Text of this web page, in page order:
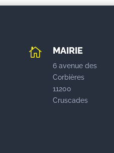
 MAIRIE
6 avenue des
Corbières
11200
Cruscades